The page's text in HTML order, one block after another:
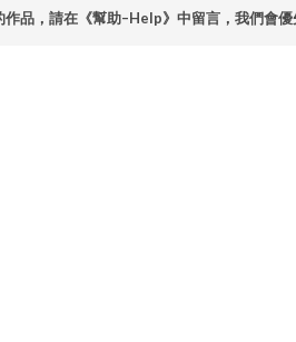
品，請在《幫助–Help》中留言，我們會優